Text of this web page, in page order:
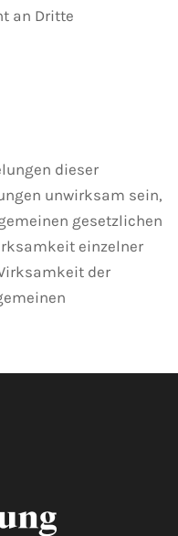
an Dritte
dieser
unwirksam sein,
gesetzlichen
einzelner
der